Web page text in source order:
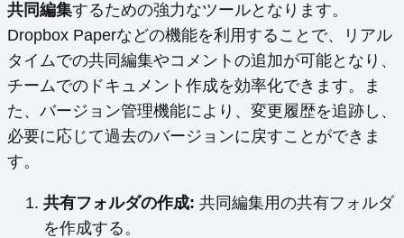
共同編集するための強力なツールとなります。
Dropbox Paperなどの機能を利用することで、リアル
タイムでの共同編集やコメントの追加が可能となり、
チームでのドキュメント作成を効率化できます。ま
た、バージョン管理機能により、変更履歴を追跡し、
必要に応じて過去のバージョンに戻すことができま
す。
共有フォルダの作成: 共同編集用の共有フォルダ
を作成する。